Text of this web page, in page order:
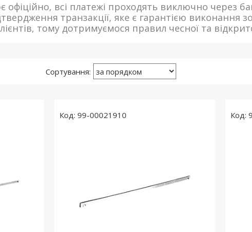
всі платежі проходять виключно через
транзакції, яке є гарантією виконання
тому дотримуємося правил чесної та
99-00021910